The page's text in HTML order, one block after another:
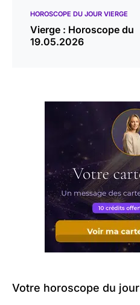
HOROSCOPE DU JOUR VIERGE
Vierge : Horoscope du
19.05.2026
Votre horoscope du jour